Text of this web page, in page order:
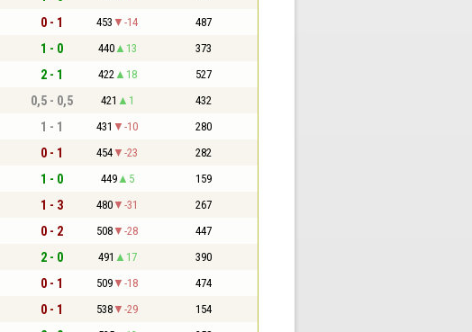
0 - 1 453 -14 487
1 - 0 440 13 373
2 - 1 422 18 527
0,5 - 0,5 421 1 432
1 - 1 431 -10 280
0 - 1 454 -23 282
1 - 0 449 5 159
1 - 3 480 -31 267
0 - 2 508 -28 447
2 - 0 491 17 390
0 - 1 509 -18 474
0 - 1 538 -29 154